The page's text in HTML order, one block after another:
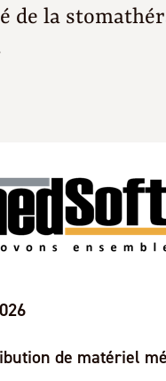
de la
de matériel